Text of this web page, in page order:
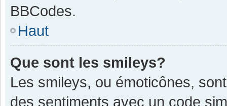
BBCodes.
Haut
Que sont les smileys?
Les smileys, ou émoticônes,
des sentiments avec un code